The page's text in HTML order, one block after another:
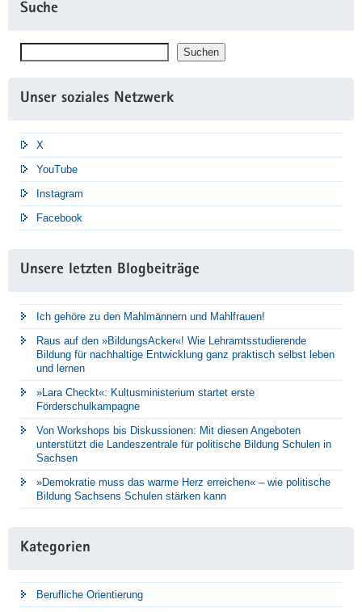
Suche
Suchen
Unser soziales Netzwerk
X
YouTube
Instagram
Facebook
Unsere letzten Blogbeiträge
Ich gehöre zu den Mahlmännern und Mahlfrauen!
Raus auf den »BildungsAcker«! Wie Lehramtsstudierende
Bildung für nachhaltige Entwicklung ganz praktisch selbst leben
und lernen
»Lara Checkt«: Kultusministerium startet erste
Förderschulkampagne
Von Workshops bis Diskussionen: Mit diesen Angeboten
unterstützt die Landeszentrale für politische Bildung Schulen in
Sachsen
»Demokratie muss das warme Herz erreichen« – wie politische
Bildung Sachsens Schulen stärken kann
Kategorien
Berufliche Orientierung